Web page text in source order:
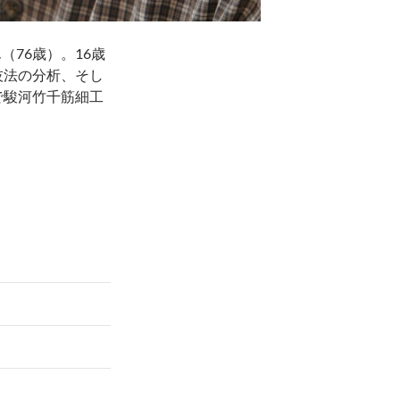
76歳）。16歳
の分析、そし
河竹千筋細工